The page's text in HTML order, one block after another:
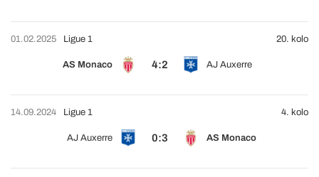
01.02.2025
AS Monaco 4:2 AJ Auxerre
Ligue 1 20. kolo
14.09.2024
AJ Auxerre 0:3 AS Monaco
Ligue 1 4. kolo